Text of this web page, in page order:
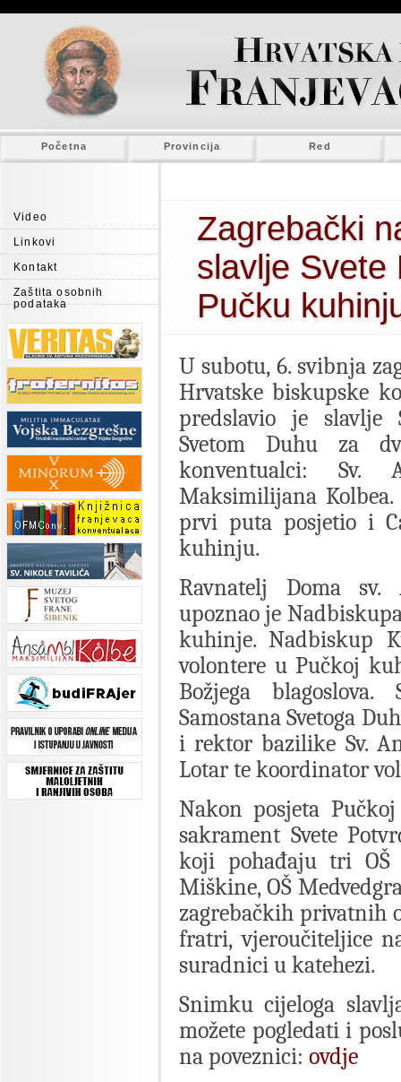
Početna Provincija Red
Video
Linkovi
Kontakt
Zaštita osobnih
podataka
Zagrebački
slavlje Svete
Pučku
U subotu, 6. svibnja
Hrvatske biskupske
predslavio je slavlje
Svetom Duhu za
konventualci: Sv.
Maksimilijana
prvi puta posjetio i
kuhinju.
Ravnatelj Doma
upoznao je
kuhinje. Nadbiskup
volontere u Pučkoj
Božjega
Samostana Svetoga
i rektor bazilike Sv.
Lotar te koordinator
Nakon posjeta
sakrament Svete
koji pohađaju tri OŠ
Miškine, OŠ
zagrebačkih privatnih
fratri, vjeroučiteljice
suradnici u katehezi.
Snimku cijeloga
možete pogledati i
na poveznici: ovdje